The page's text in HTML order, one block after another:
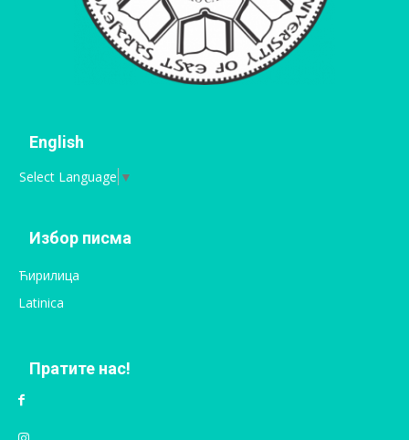
English
Select Language ▼
Избор писма
Ћирилица
Latinica
Пратите нас!